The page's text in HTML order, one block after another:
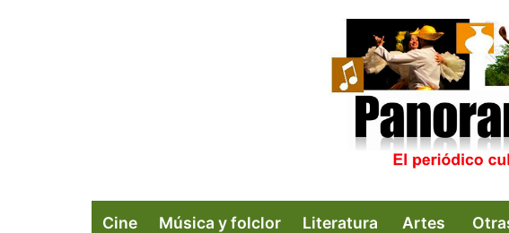
Cine Música y folclor Literatura Artes